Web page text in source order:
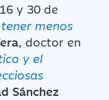
y 30 de
menos
, doctor en
y el
Sánchez